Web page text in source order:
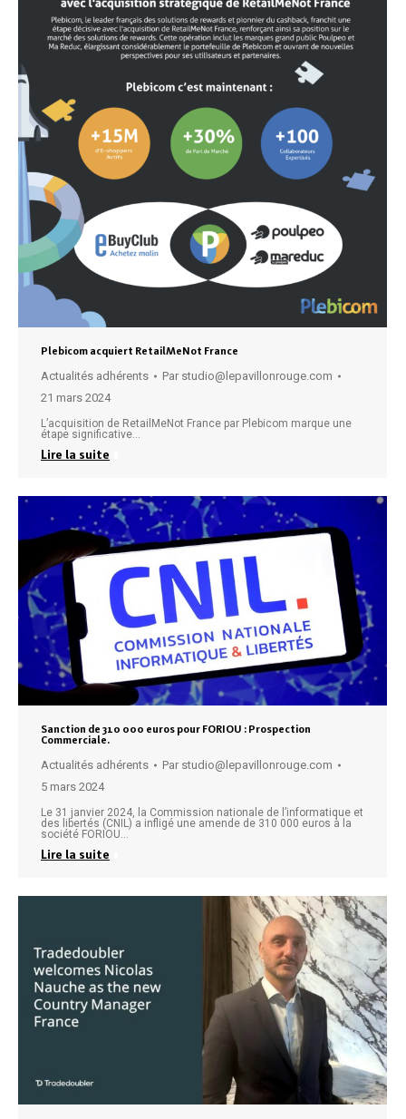
Plebicom acquiert RetailMeNot France
Actualités adhérents Par studio@lepavillonrouge.com
21 mars 2024
L’acquisition de RetailMeNot France par Plebicom marque une
étape significative…
Lire la suite
Sanction de 310 000 euros pour FORIOU : Prospection
Commerciale.
Actualités adhérents Par studio@lepavillonrouge.com
5 mars 2024
Le 31 janvier 2024, la Commission nationale de l’informatique et
des libertés (CNIL) a infligé une amende de 310 000 euros à la
société FORIOU…
Lire la suite